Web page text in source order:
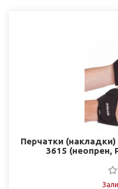
Перчатки
3615 (неопрен,